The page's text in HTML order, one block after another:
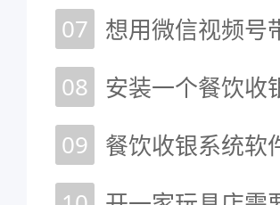
07
08 安装一个餐饮收
09 餐饮收银系统软